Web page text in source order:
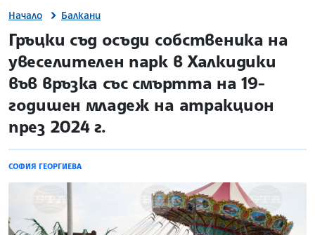
Начало Балкани
site.bta
Гръцки съд осъди собственика на
увеселителен парк в Халкидики
във връзка със смъртта на 19-
годишен младеж на атракцион
през 2024 г.
СОФИЯ ГЕОРГИЕВА